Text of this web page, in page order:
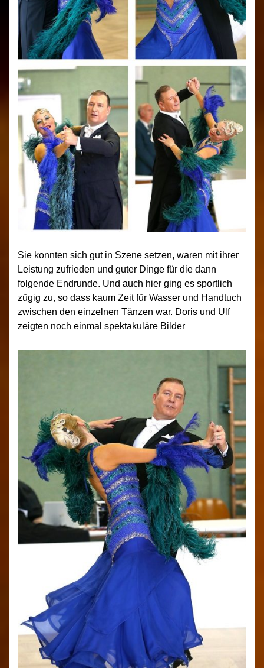
Sie konnten sich gut in Szene setzen, waren mit ihrer
Leistung zufrieden und guter Dinge für die dann
folgende Endrunde. Und auch hier ging es sportlich
zügig zu, so dass kaum Zeit für Wasser und Handtuch
zwischen den einzelnen Tänzen war. Doris und Ulf
zeigten noch einmal spektakuläre Bilder